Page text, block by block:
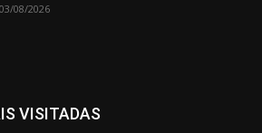
03/08/2026
VISITADAS